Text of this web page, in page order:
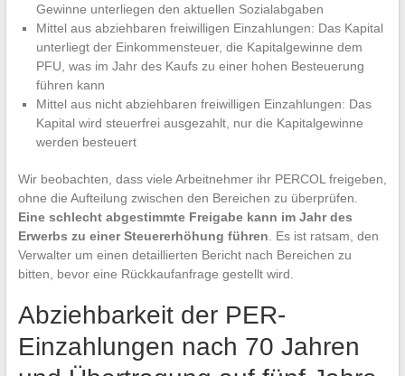
Gewinne unterliegen den aktuellen Sozialabgaben
Mittel aus abziehbaren freiwilligen Einzahlungen: Das Kapital
unterliegt der Einkommensteuer, die Kapitalgewinne dem
PFU, was im Jahr des Kaufs zu einer hohen Besteuerung
führen kann
Mittel aus nicht abziehbaren freiwilligen Einzahlungen: Das
Kapital wird steuerfrei ausgezahlt, nur die Kapitalgewinne
werden besteuert
Wir beobachten, dass viele Arbeitnehmer ihr PERCOL freigeben,
ohne die Aufteilung zwischen den Bereichen zu überprüfen.
Eine schlecht abgestimmte Freigabe kann im Jahr des
Erwerbs zu einer Steuererhöhung führen . Es ist ratsam, den
Verwalter um einen detaillierten Bericht nach Bereichen zu
bitten, bevor eine Rückkaufanfrage gestellt wird.
Abziehbarkeit der PER-
Einzahlungen nach 70 Jahren